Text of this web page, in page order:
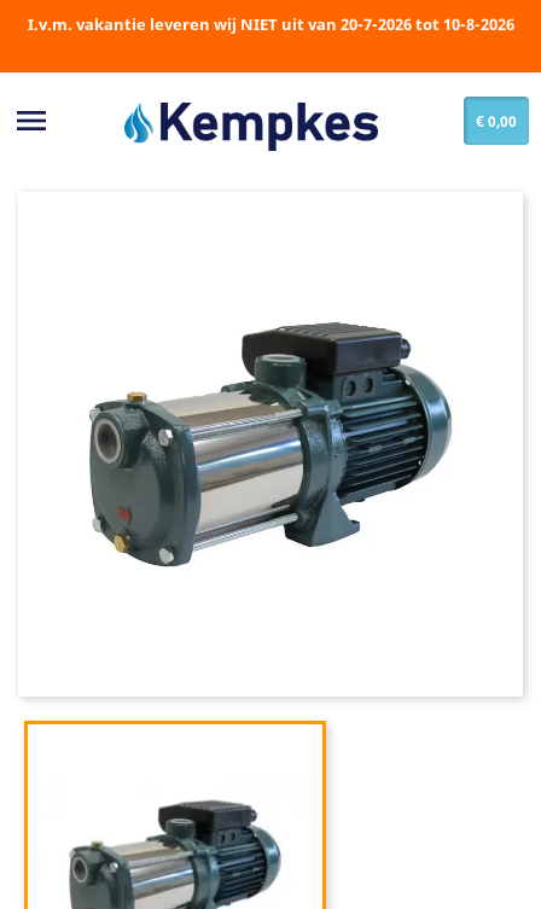
I.v.m. vakantie leveren wij NIET uit van 20-7-2026 tot 10-8-2026
 € 0,00